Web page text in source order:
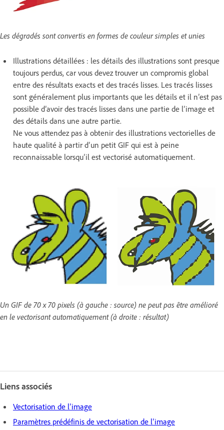
Les dégradés sont convertis en formes de couleur simples et unies
Illustrations détaillées : les détails des illustrations sont presque
toujours perdus, car vous devez trouver un compromis global
entre des résultats exacts et des tracés lisses. Les tracés lisses
sont généralement plus importants que les détails et il n’est pas
possible d’avoir des tracés lisses dans une partie de l’image et
des détails dans une autre partie.
Ne vous attendez pas à obtenir des illustrations vectorielles de
haute qualité à partir d’un petit GIF qui est à peine
reconnaissable lorsqu’il est vectorisé automatiquement.
Un GIF de 70 x 70 pixels (à gauche : source) ne peut pas être amélioré
en le vectorisant automatiquement (à droite : résultat)
Liens associés
Vectorisation de l’image
Paramètres prédéfinis de vectorisation de l’image